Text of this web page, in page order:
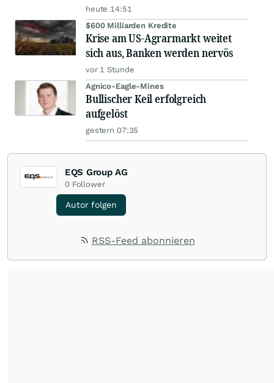
heute 14:51
$600 Milliarden Kredite
Krise am US-Agrarmarkt weitet
sich aus, Banken werden nervös
vor 1 Stunde
Agnico-Eagle-Mines
Bullischer Keil erfolgreich
aufgelöst
gestern 07:35
EQS Group AG
0 Follower
Autor folgen
RSS-Feed abonnieren